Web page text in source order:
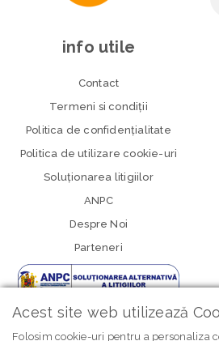
info utile
Contact
Termeni si condiţii
Politica de confidenţialitate
Politica de utilizare cookie-uri
Soluționarea litigiilor
ANPC
Despre Noi
Parteneri
Acest site web utilizează
Folosim cookie-uri pentru a personaliza